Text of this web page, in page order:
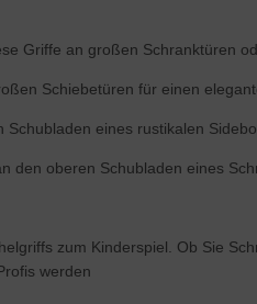
Griffe an großen Schranktüren
Schiebetüren für einen
eines rustikalen
oberen Schubladen eines
zum Kinderspiel. Ob Sie
werden